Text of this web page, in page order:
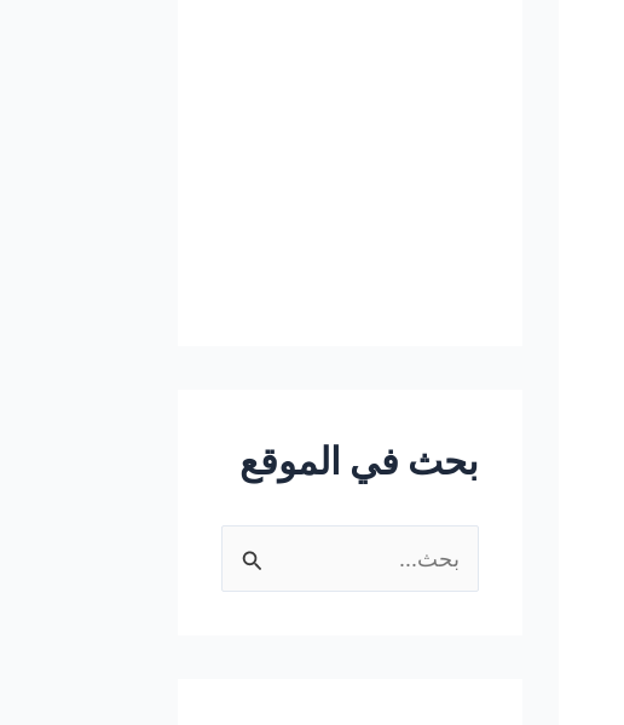
بحث في الموقع
ل